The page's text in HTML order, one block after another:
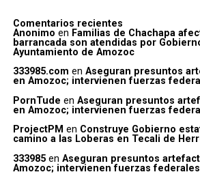
Comentarios recientes
Anonimo en Familias de Chachapa
barrancada son atendidas por
Ayuntamiento de Amozoc
333985.com en Aseguran presuntos
en Amozoc; intervienen fuerzas
PornTude en Aseguran presuntos
en Amozoc; intervienen fuerzas
ProjectPM en Construye Gobierno
camino a las Loberas en Tecali de
333985en Aseguran presuntos
Amozoc; intervienen fuerzas